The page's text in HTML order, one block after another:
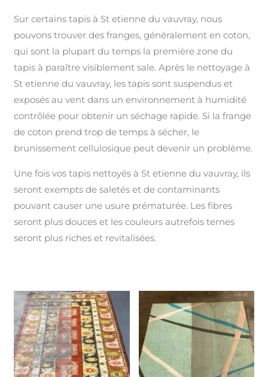
Sur certains tapis à St etienne du vauvray, nous
pouvons trouver des franges, généralement en coton,
qui sont la plupart du temps la première zone du
tapis à paraître visiblement sale. Après le nettoyage à
St etienne du vauvray, les tapis sont suspendus et
exposés au vent dans un environnement à humidité
contrôlée pour obtenir un séchage rapide. Si la frange
de coton prend trop de temps à sécher, le
brunissement cellulosique peut devenir un problème.
Une fois vos tapis nettoyés à St etienne du vauvray, ils
seront exempts de saletés et de contaminants
pouvant causer une usure prématurée. Les fibres
seront plus douces et les couleurs autrefois ternes
seront plus riches et revitalisées.